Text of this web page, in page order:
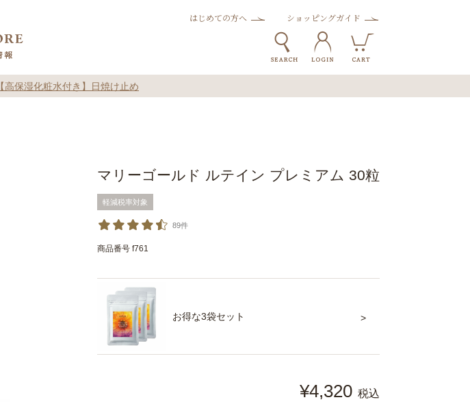
はじめての方へ ショッピングガイド
【高保湿化粧水付き】日焼け止め
マリーゴールド ルテイン プレミアム 30粒
軽減税率対象
89件
商品番号 f761
お得な3袋セット
¥4,320 税込